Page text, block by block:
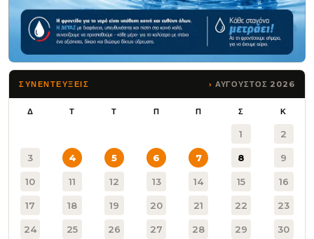
ΣΥΝΕΝΤΕΥΞΕΙΣ ΑΥΓΟΥΣΤΟΣ 2026
Δ Τ Τ Π Π Σ Κ
1 2
3 4 5 6 7 8 9
10 11 12 13 14 15 16
17 18 19 20 21 22 23
24 25 26 27 28 29 30